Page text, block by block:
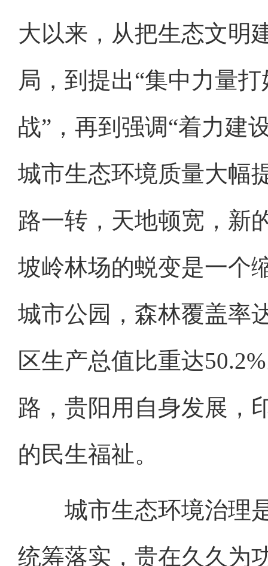
大以来，从把生态文明
局，到提出“集中力量
战”，再到强调“着力建
城市生态环境质量大幅
路一转，天地顿宽，新
坡岭林场的蜕变是一个
城市公园，森林覆盖率
区生产总值比重达
路，贵阳用自身发展，
的民生福祉。
城市生态环境治理是
统筹落实，贵在久久为